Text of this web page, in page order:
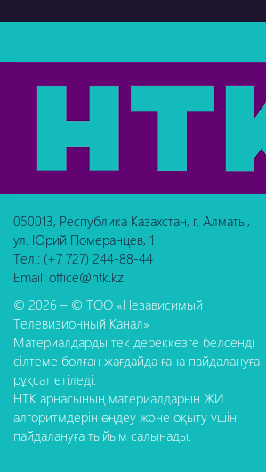
050013, Республика Казахстан, г. Алматы,
ул. Юрий Померанцев, 1
Тел.: (+7 727) 244-88-44
Email: office@ntk.kz
© 2026 – © ТОО «Независимый
Телевизионный Канал»
Материалдарды тек дереккөзге белсенді
сілтеме болған жағдайда ғана пайдалануға
рұқсат етіледі.
НТК арнасының материалдарын ЖИ
алгоритмдерін өңдеу және оқыту үшін
пайдалануға тыйым салынады.